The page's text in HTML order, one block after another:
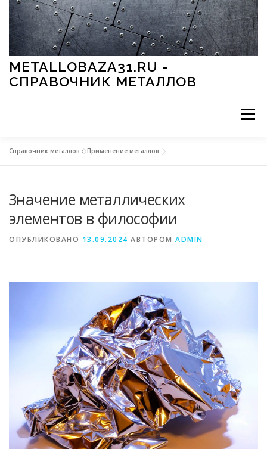
Перейти к содержимому
METALLOBAZA31.RU -
СПРАВОЧНИК МЕТАЛЛОВ
Меню
МЕТАЛЛЫ И ОКРУЖАЮЩАЯ СРЕДА
СОРТА МЕТАЛЛОВ
Справочник металлов »Применение металлов
Значение металлических
элементов в философии
ОПУБЛИКОВАНО 13.09.2024 АВТОРОМ ADMIN